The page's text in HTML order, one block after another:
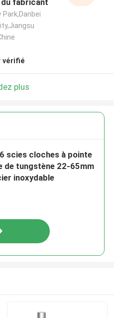
du fabricant
vérifié
plus
scies cloches à pointe
de tungstène 22-65mm
inoxydable